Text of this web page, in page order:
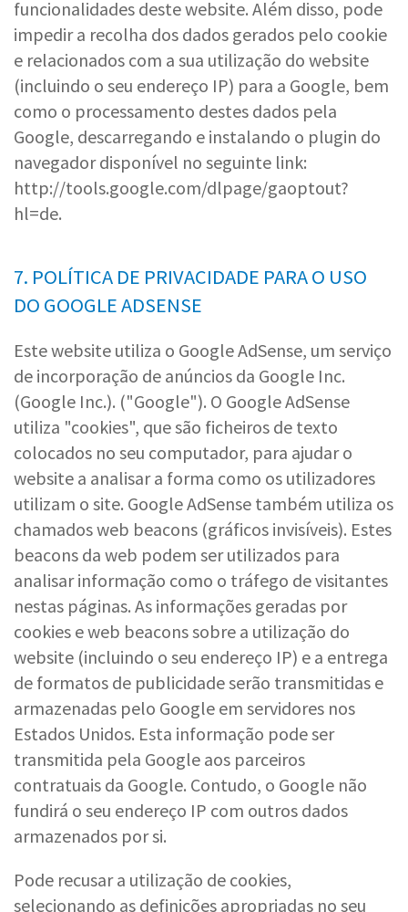
funcionalidades deste website. Além disso, pode
impedir a recolha dos dados gerados pelo cookie
e relacionados com a sua utilização do website
(incluindo o seu endereço IP) para a Google, bem
como o processamento destes dados pela
Google, descarregando e instalando o plugin do
navegador disponível no seguinte link:
http://tools.google.com/dlpage/gaoptout?
hl=de.
7. POLÍTICA DE PRIVACIDADE PARA O USO
DO GOOGLE ADSENSE
Este website utiliza o Google AdSense, um serviço
de incorporação de anúncios da Google Inc.
(Google Inc.). ("Google"). O Google AdSense
utiliza "cookies", que são ficheiros de texto
colocados no seu computador, para ajudar o
website a analisar a forma como os utilizadores
utilizam o site. Google AdSense também utiliza os
chamados web beacons (gráficos invisíveis). Estes
beacons da web podem ser utilizados para
analisar informação como o tráfego de visitantes
nestas páginas. As informações geradas por
cookies e web beacons sobre a utilização do
website (incluindo o seu endereço IP) e a entrega
de formatos de publicidade serão transmitidas e
armazenadas pelo Google em servidores nos
Estados Unidos. Esta informação pode ser
transmitida pela Google aos parceiros
contratuais da Google. Contudo, o Google não
fundirá o seu endereço IP com outros dados
armazenados por si.
Pode recusar a utilização de cookies,
selecionando as definições apropriadas no seu